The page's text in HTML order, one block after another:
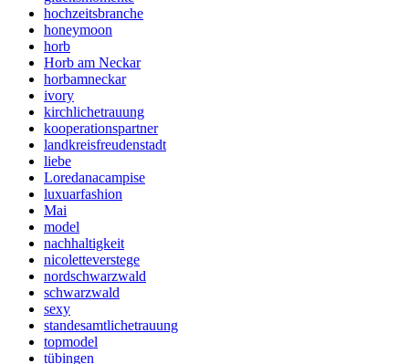
hochzeitsbranche
honeymoon
horb
Horb am Neckar
horbamneckar
ivory
kirchlichetrauung
kooperationspartner
landkreisfreudenstadt
liebe
Loredanacampise
luxuarfashion
Mai
model
nachhaltigkeit
nicoletteverstege
nordschwarzwald
schwarzwald
sexy
standesamtlichetrauung
topmodel
tübingen